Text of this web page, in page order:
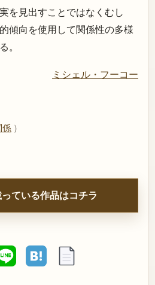
を見出すことではなくむし
傾向を使用して関係性の多様
。
ミシェル・フーコー
係 ）
ている作品はコチラ